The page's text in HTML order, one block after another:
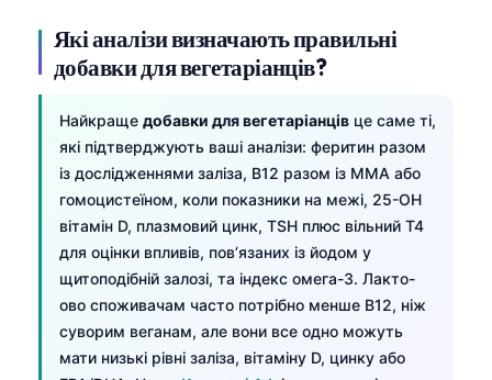
Які аналізи визначають правильні
добавки для вегетаріанців?
Найкраще добавки для вегетаріанців це саме ті,
які підтверджують ваші аналізи: феритин разом
із дослідженнями заліза, B12 разом із MMA або
гомоцистеїном, коли показники на межі, 25-OH
вітамін D, плазмовий цинк, TSH плюс вільний T4
для оцінки впливів, пов’язаних із йодом у
щитоподібній залозі, та індекс омега-3. Лакто-
ово споживачам часто потрібно менше B12, ніж
суворим веганам, але вони все одно можуть
мати низькі рівні заліза, вітаміну D, цинку або